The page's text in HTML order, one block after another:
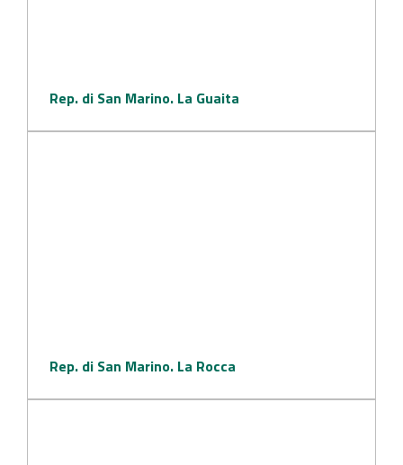
Rep. di San Marino. La Guaita
Rep. di San Marino. La Rocca